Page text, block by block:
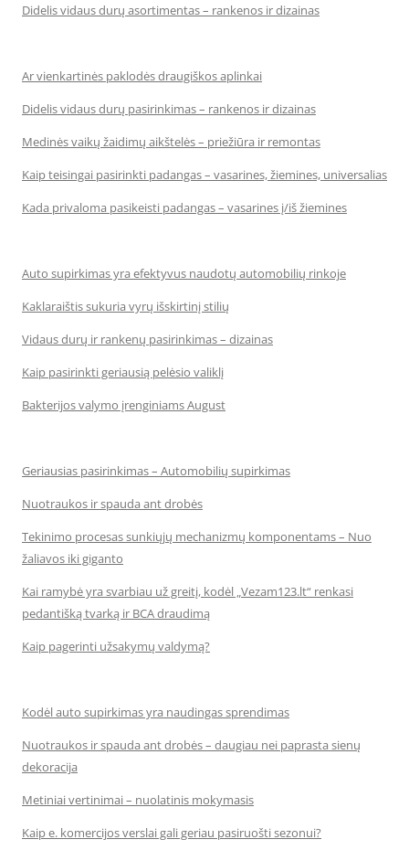
Didelis vidaus durų asortimentas – rankenos ir dizainas
Ar vienkartinės paklodės draugiškos aplinkai
Didelis vidaus durų pasirinkimas – rankenos ir dizainas
Medinės vaikų žaidimų aikštelės – priežiūra ir remontas
Kaip teisingai pasirinkti padangas – vasarines, žiemines, universalias
Kada privaloma pasikeisti padangas – vasarines į/iš žiemines
Auto supirkimas yra efektyvus naudotų automobilių rinkoje
Kaklaraištis sukuria vyrų išskirtinį stilių
Vidaus durų ir rankenų pasirinkimas – dizainas
Kaip pasirinkti geriausią pelėsio valiklį
Bakterijos valymo įrenginiams August
Geriausias pasirinkimas – Automobilių supirkimas
Nuotraukos ir spauda ant drobės
Tekinimo procesas sunkiųjų mechanizmų komponentams – Nuo
žaliavos iki giganto
Kai ramybė yra svarbiau už greitį, kodėl „Vezam123.lt“ renkasi
pedantišką tvarką ir BCA draudimą
Kaip pagerinti užsakymų valdymą?
Kodėl auto supirkimas yra naudingas sprendimas
Nuotraukos ir spauda ant drobės – daugiau nei paprasta sienų
dekoracija
Metiniai vertinimai – nuolatinis mokymasis
Kaip e. komercijos verslai gali geriau pasiruošti sezonui?